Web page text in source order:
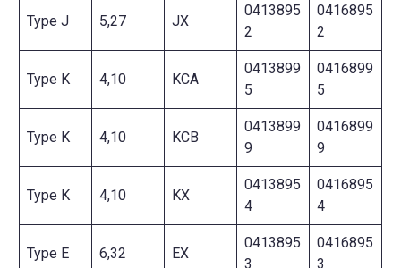
Type J 5,27 JX
0413895
2
0416895
2
Type K 4,10 KCA
0413899
5
0416899
5
Type K 4,10 KCB
0413899
9
0416899
9
Type K 4,10 KX
0413895
4
0416895
4
Type E 6,32 EX
0413895
3
0416895
3